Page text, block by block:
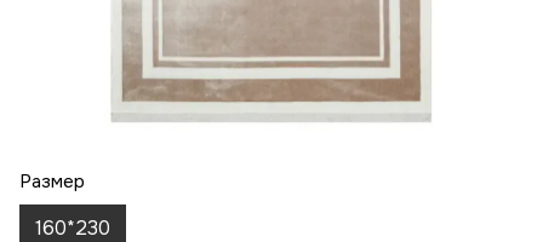
Размер
160*230